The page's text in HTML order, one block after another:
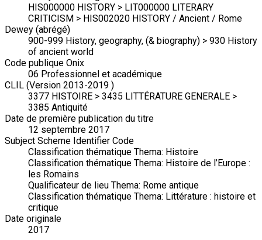
HIS000000 HISTORY > LIT000000 LITERARY
CRITICISM > HIS002020 HISTORY / Ancient / Rome
Dewey (abrégé)
900-999 History, geography, (& biography) > 930 History
of ancient world
Code publique Onix
06 Professionnel et académique
CLIL (Version 2013-2019 )
3377 HISTOIRE > 3435 LITTÉRATURE GENERALE >
3385 Antiquité
Date de première publication du titre
12 septembre 2017
Subject Scheme Identifier Code
Classification thématique Thema: Histoire
Classification thématique Thema: Histoire de l’Europe :
les Romains
Qualificateur de lieu Thema: Rome antique
Classification thématique Thema: Littérature : histoire et
critique
Date originale
2017